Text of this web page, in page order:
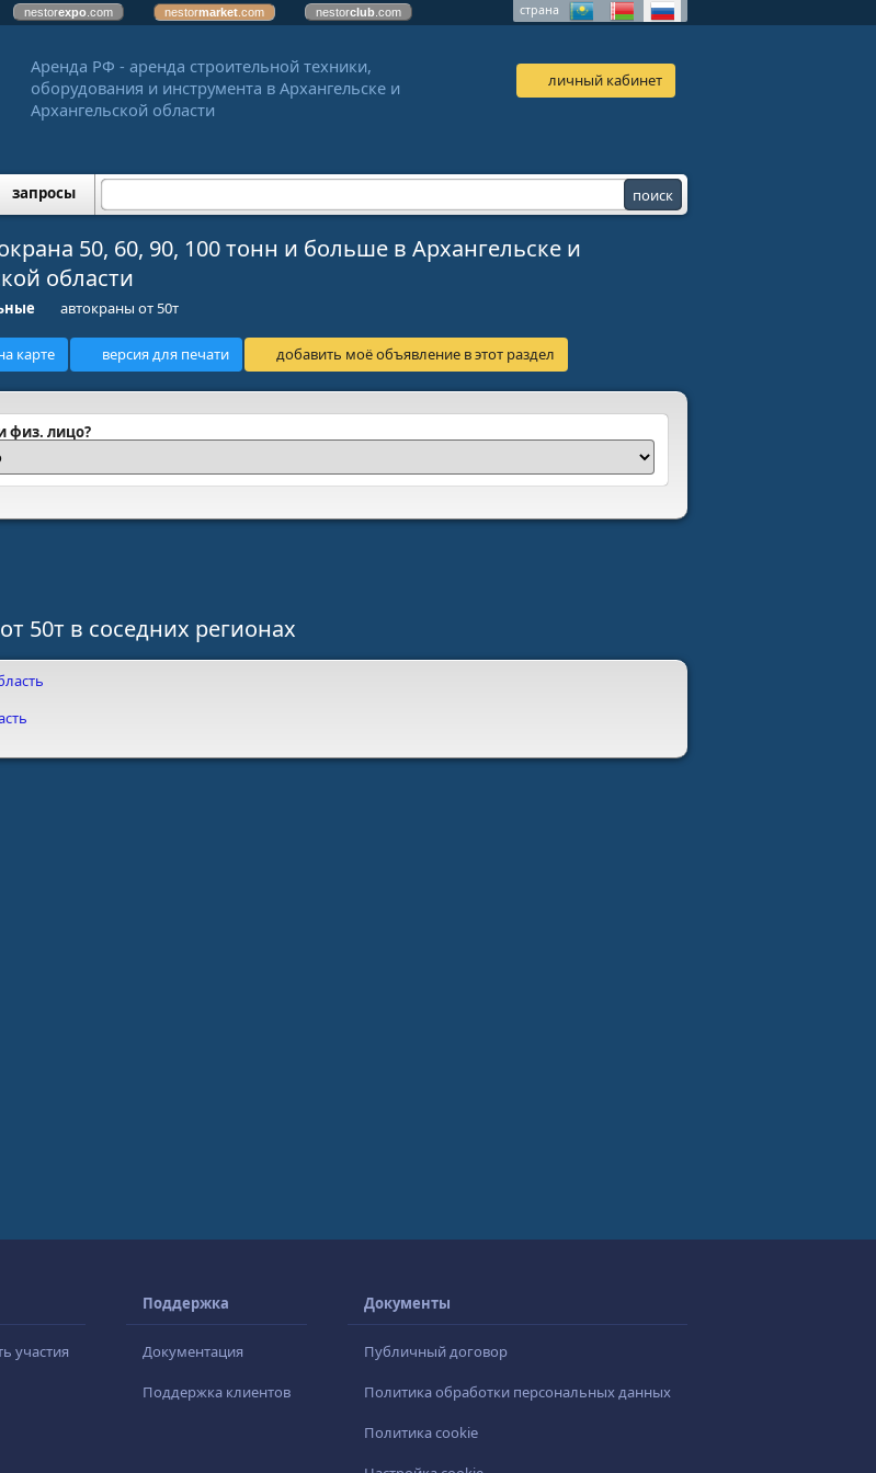
nestorexpo .com nestormarket .com nestorclub .com страна
Аренда РФ - аренда строительной техники,
оборудования и инструмента в Архангельске и
Архангельской области
личный кабинет
запросы
50, 60, 90, 100 тонн и больше в Архангельске и
области
автокраны от 50т
карте версия для печати добавить моё объявление в этот раздел
физ. лицо?
50т в соседних регионах
участия
Поддержка
Документация
Поддержка клиентов
Документы
Публичный договор
Политика обработки персональных данных
Политика cookie